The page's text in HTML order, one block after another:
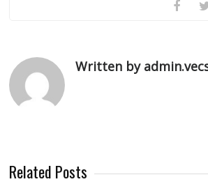
Written by
Related Posts